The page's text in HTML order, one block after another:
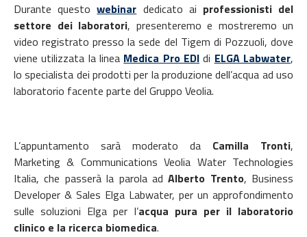
Durante questowebinar dedicato ai professionisti del
settore dei laboratori, presenteremo e mostreremo un
video registrato presso la sede del Tigem di Pozzuoli, dove
viene utilizzata la linea Medica Pro EDI di ELGA Labwater,
lo specialista dei prodotti per la produzione dell’acqua ad uso
laboratorio facente parte del Gruppo Veolia.
L’appuntamento sarà moderato da Camilla Tronti,
Marketing & Communications Veolia Water Technologies
Italia, che passerà la parola adAlberto Trento, Business
Developer & Sales Elga Labwater, per un approfondimento
sulle soluzioni Elga per l’acqua pura per il laboratorio
clinico e la ricerca biomedica.